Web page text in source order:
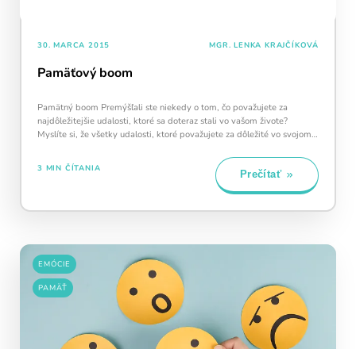
30. MARCA 2015 MGR. LENKA KRAJČÍKOVÁ
Pamäťový boom
Pamätný boom Premýšľali ste niekedy o tom, čo považujete za
najdôležitejšie udalosti, ktoré sa doteraz stali vo vašom živote?
Myslíte si, že všetky udalosti, ktoré považujete za dôležité vo svojom
3 MIN ČÍTANIA
Prečítať
EMÓCIE
PAMÄŤ